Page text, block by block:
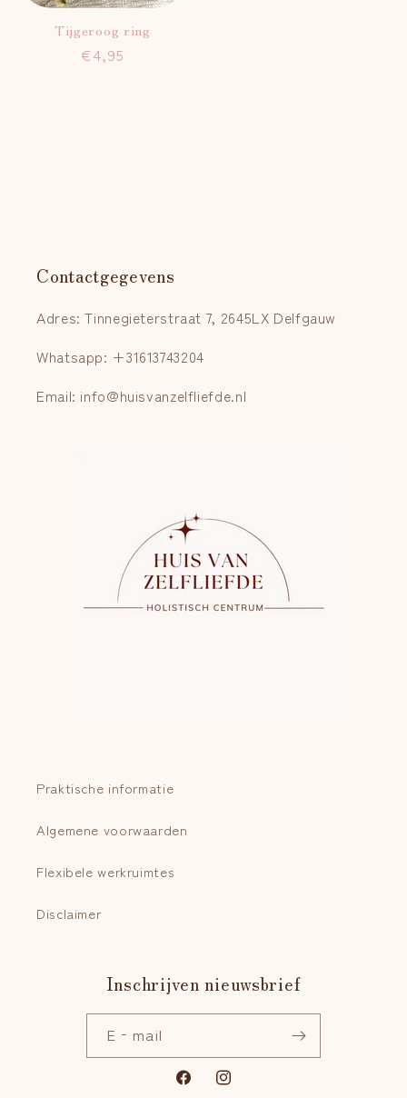
Tijgeroog ring
Normale
€4,95
Contactgegevens
Adres: Tinnegieterstraat 7, 2645LX Delfgauw
Whatsapp: +31613743204
Email: info@huisvanzelfliefde.nl
Praktische informatie
Algemene voorwaarden
Flexibele werkruimtes
Disclaimer
Inschrijven nieuwsbrief
E‑mail
FacebookInstagram